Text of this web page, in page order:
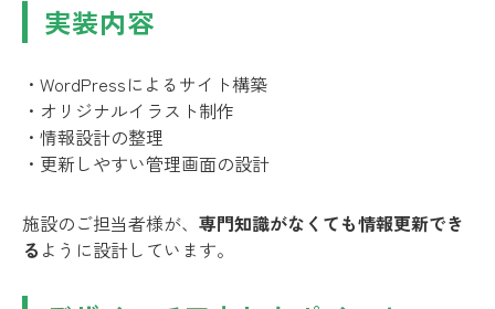
実装内容
・WordPressによるサイト構築
・オリジナルイラスト制作
・情報設計の整理
・更新しやすい管理画面の設計
施設のご担当者様が、 専門知識がなくても情報更新でき
る ように設計しています。